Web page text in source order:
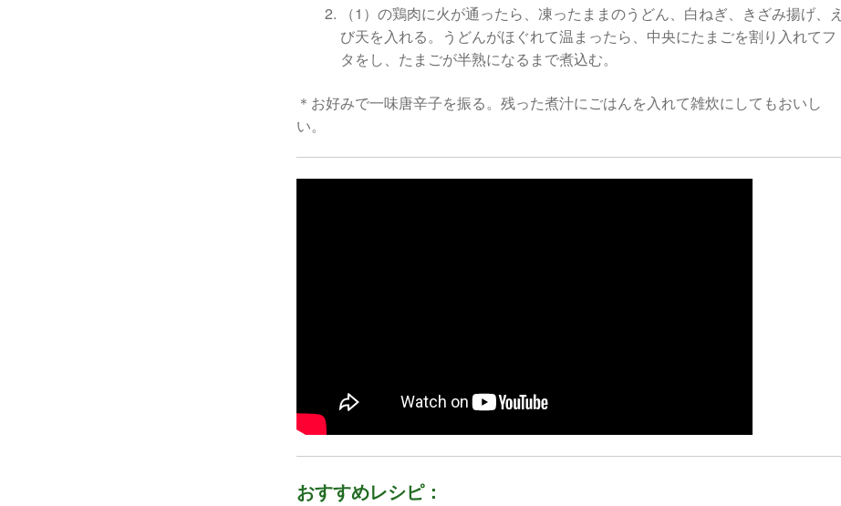
（1）の鶏肉に火が通ったら、凍ったままのうどん、白ねぎ、きざみ揚げ、え
び天を入れる。うどんがほぐれて温まったら、中央にたまごを割り入れてフ
タをし、たまごが半熟になるまで煮込む。
＊お好みで一味唐辛子を振る。残った煮汁にごはんを入れて雑炊にしてもおいし
い。
おすすめレシピ：